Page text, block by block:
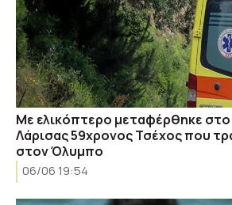
Με ελικόπτερο μεταφέρθηκε
Λάρισας 59χρονος Τσέχος που
στον Όλυμπο
06/06 19:54